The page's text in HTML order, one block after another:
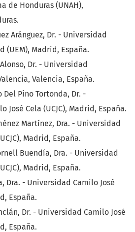
de Honduras (UNAH),
Aránguez, Dr. - Universidad
(UEM), Madrid, España.
Dr. - Universidad
Valencia, España.
Pino Tortonda, Dr. -
José Cela (UCJC), Madrid, España.
Martínez, Dra. - Universidad
Madrid, España.
Buendía, Dra. - Universidad
Madrid, España.
Dra. - Universidad Camilo José
España.
Dr. - Universidad Camilo José
España.